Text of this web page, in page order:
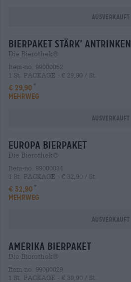
Ausverkauft
Bierpaket stärk’ antrinken
Die Bierothek®
Item-no. 99000052
1 St. PACKAGE - € 29,90 / St.
€ 29,90
MEHRWEG
Ausverkauft
europa Bierpaket
Die Bierothek®
Item-no. 99000034
1 St. PACKAGE - € 32,90 / St.
€ 32,90
MEHRWEG
Ausverkauft
amerika Bierpaket
Die Bierothek®
Item-no. 99000029
1 St. PACKAGE - € 39,90 / St.